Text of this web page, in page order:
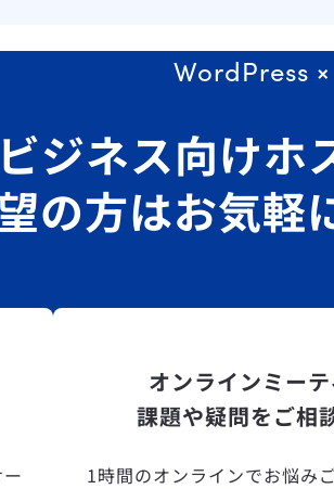
WordPress ×
ビジネス向けホ
の方はお気軽
オンラインミー
課題や疑問をご相
1時間のオンラインでお悩み